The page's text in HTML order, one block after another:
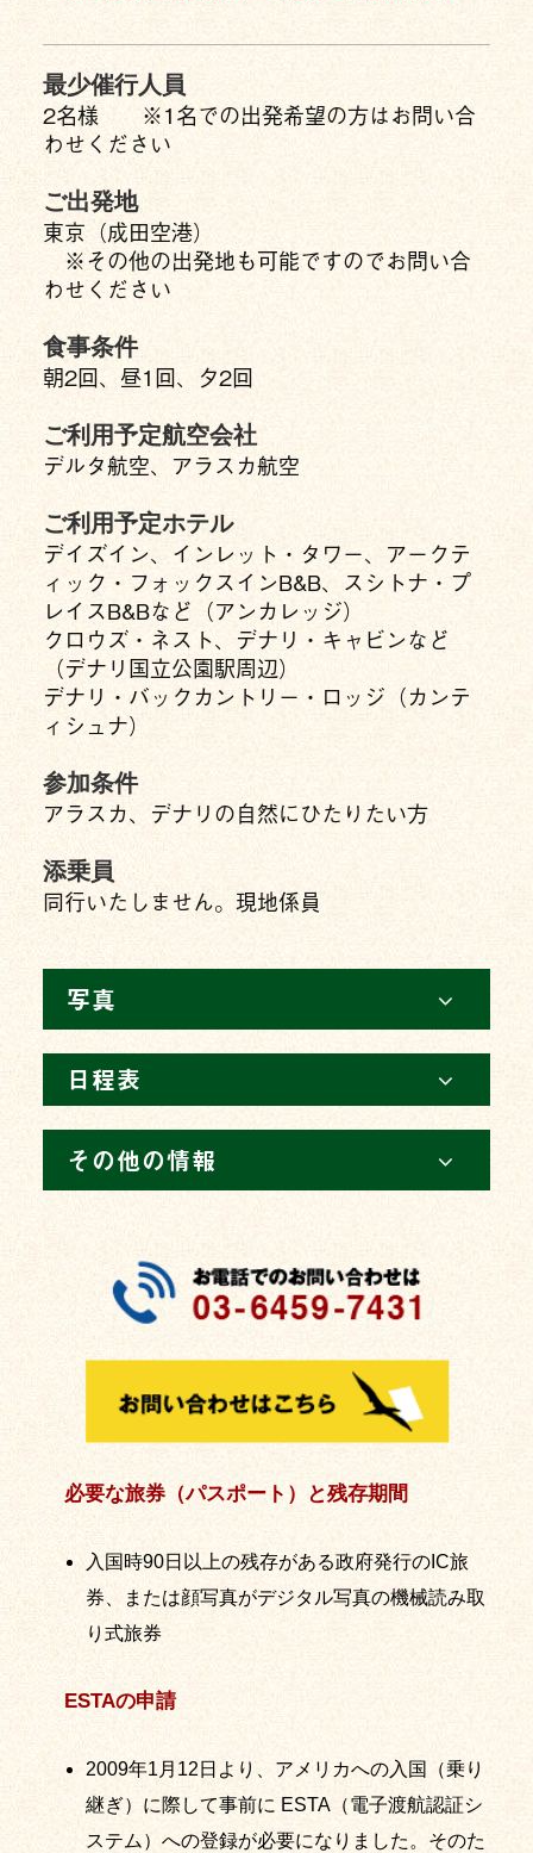
最少催行人員
2名様 ※1名での出発希望の方はお問い合
わせください
ご出発地
東京（成田空港）
※その他の出発地も可能ですのでお問い合
わせください
食事条件
朝2回、昼1回、夕2回
ご利用予定航空会社
デルタ航空、アラスカ航空
ご利用予定ホテル
デイズイン、インレット・タワー、アークテ
ィック・フォックスインB&B、スシトナ・プ
レイスB&Bなど（アンカレッジ）
クロウズ・ネスト、デナリ・キャビンなど
（デナリ国立公園駅周辺）
デナリ・バックカントリー・ロッジ（カンテ
ィシュナ）
参加条件
アラスカ、デナリの自然にひたりたい方
添乗員
同行いたしません。現地係員
写真
日程表
その他の情報
必要な旅券（パスポート）と残存期間
入国時90日以上の残存がある政府発行のIC旅
券、または顔写真がデジタル写真の機械読み取
り式旅券
ESTAの申請
2009年1月12日より、アメリカへの入国（乗り
継ぎ）に際して事前に ESTA（電子渡航認証シ
ステム）への登録が必要になりました。そのた